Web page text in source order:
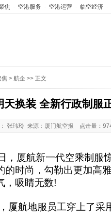
焦 - 空港服务 - 空港运营 - 临空经济 -
焦 > 航企 >> 正文
天换装 全新行政制服
张玮玲 来源：厦门航空报 点击量：
厦航新一代空乘制服
的时尚，勾勒出更加高
，吸睛无数!
航地服员工穿上了采